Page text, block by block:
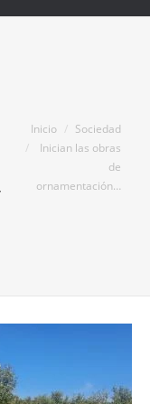
Estás aquí:
Inicio
Sociedad
Inician las obras
de
ornamentación…